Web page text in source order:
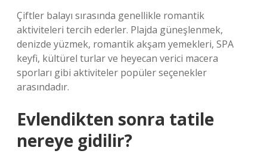
Çiftler balayı sırasında genellikle romantik
aktiviteleri tercih ederler. Plajda güneşlenmek,
denizde yüzmek, romantik akşam yemekleri, SPA
keyfi, kültürel turlar ve heyecan verici macera
sporları gibi aktiviteler popüler seçenekler
arasındadır.
Evlendikten sonra tatile
nereye gidilir?